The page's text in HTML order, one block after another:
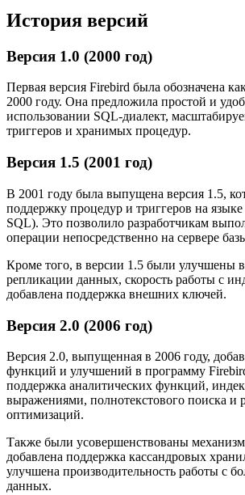
История версий
Версия 1.0 (2000 год)
Первая версия Firebird была обозначена
2000 году. Она предложила простой и
использовании SQL-диалект,
триггеров и хранимых процедур.
Версия 1.5 (2001 год)
В 2001 году была выпущена версия 1.5,
поддержку процедур и триггеров на
SQL). Это позволило разработчикам
операции непосредственно на сервере
Кроме того, в версии 1.5 были улучшены
репликации данных, скорость работы с
добавлена поддержка внешних ключей.
Версия 2.0 (2006 год)
Версия 2.0, выпущенная в 2006 году,
функций и улучшений в программу
поддержка аналитических функций,
выражениями, полнотекстового поиска и
оптимизаций.
Также были усовершенствованы
добавлена поддержка кассандровых
улучшена производительность работы с
данных.